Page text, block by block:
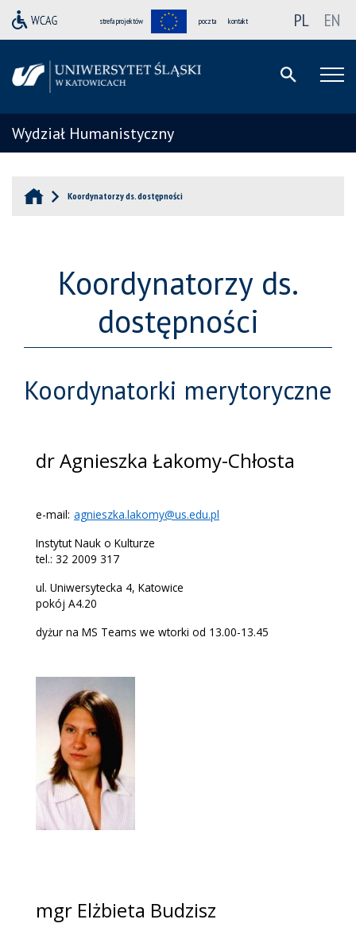
strefa projektów poczta kontakt PL EN
Wydział Humanistyczny
Koordynatorzy ds. dostępności
Koordynatorzy ds.
dostępności
Koordynatorki merytoryczne
dr Agnieszka Łakomy-Chłosta
e-mail: agnieszka.lakomy@us.edu.pl
Instytut Nauk o Kulturze
tel.: 32 2009 317
ul. Uniwersytecka 4, Katowice
pokój A4.20
dyżur na MS Teams we wtorki od 13.00-13.45
mgr Elżbieta Budzisz